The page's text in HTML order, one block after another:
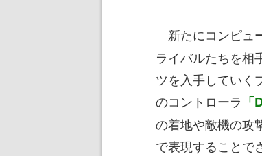
新たにコンピュ
ライバルたちを相
ツを入手していく
のコントローラ
の着地や敵機の攻
で表現することで